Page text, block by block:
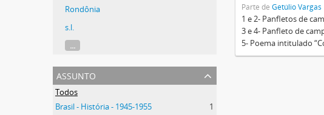
Rondônia
s.l.
...
assunto
Todos
Brasil - História - 1945-1955
1
Parte de Getúlio Vargas
1 e 2- Panfletos de
3 e 4- Panfleto de
5- Poema intitulado